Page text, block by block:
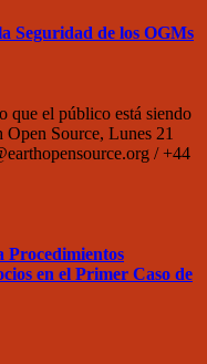
Seguridad de los OGMs
que el público está siendo
Open Source, Lunes 21
/ +44
en el Primer Caso de